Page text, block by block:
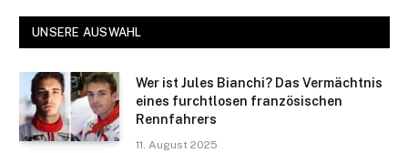
UNSERE AUSWAHL
Wer ist Jules Bianchi? Das Vermächtnis
eines furchtlosen französischen
Rennfahrers​
11. August 2025